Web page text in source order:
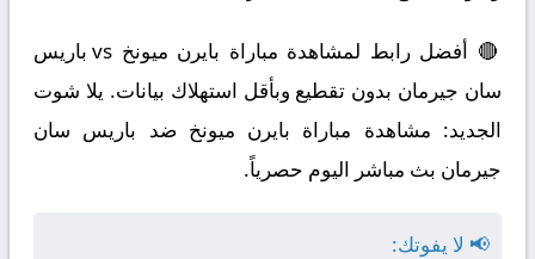
🔴 أفضل رابط لمشاهدة مباراة بايرن ميونخ vs باريس
سان جيرمان بدون تقطيع وبأقل استهلاك بيانات. يلا شوت
الجديد: مشاهدة مباراة بايرن ميونخ ضد باريس سان
جيرمان بث مباشر اليوم حصرياً.
📢 لا يفوتك: